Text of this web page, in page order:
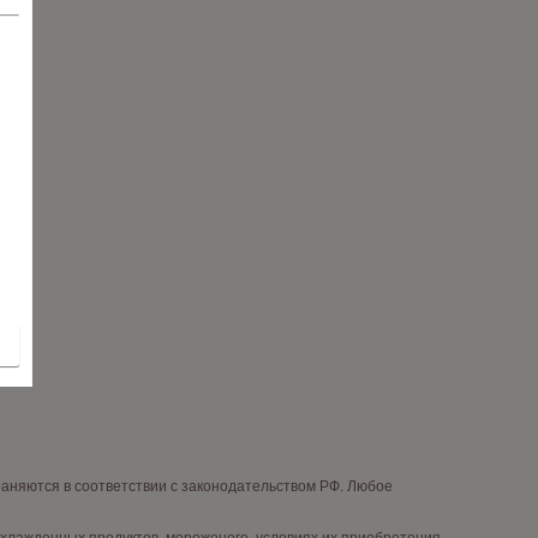
в соответствии с законодательством РФ. Любое